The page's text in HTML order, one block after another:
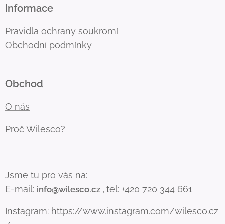
Informace
Pravidla ochrany soukromí
Obchodní podmínky
Obchod
O nás
Proč Wilesco?
Jsme tu pro vás na:
E-mail: info@wilesco.cz , tel: +420 720 344 661
Instagram: https://www.instagram.com/wilesco.cz